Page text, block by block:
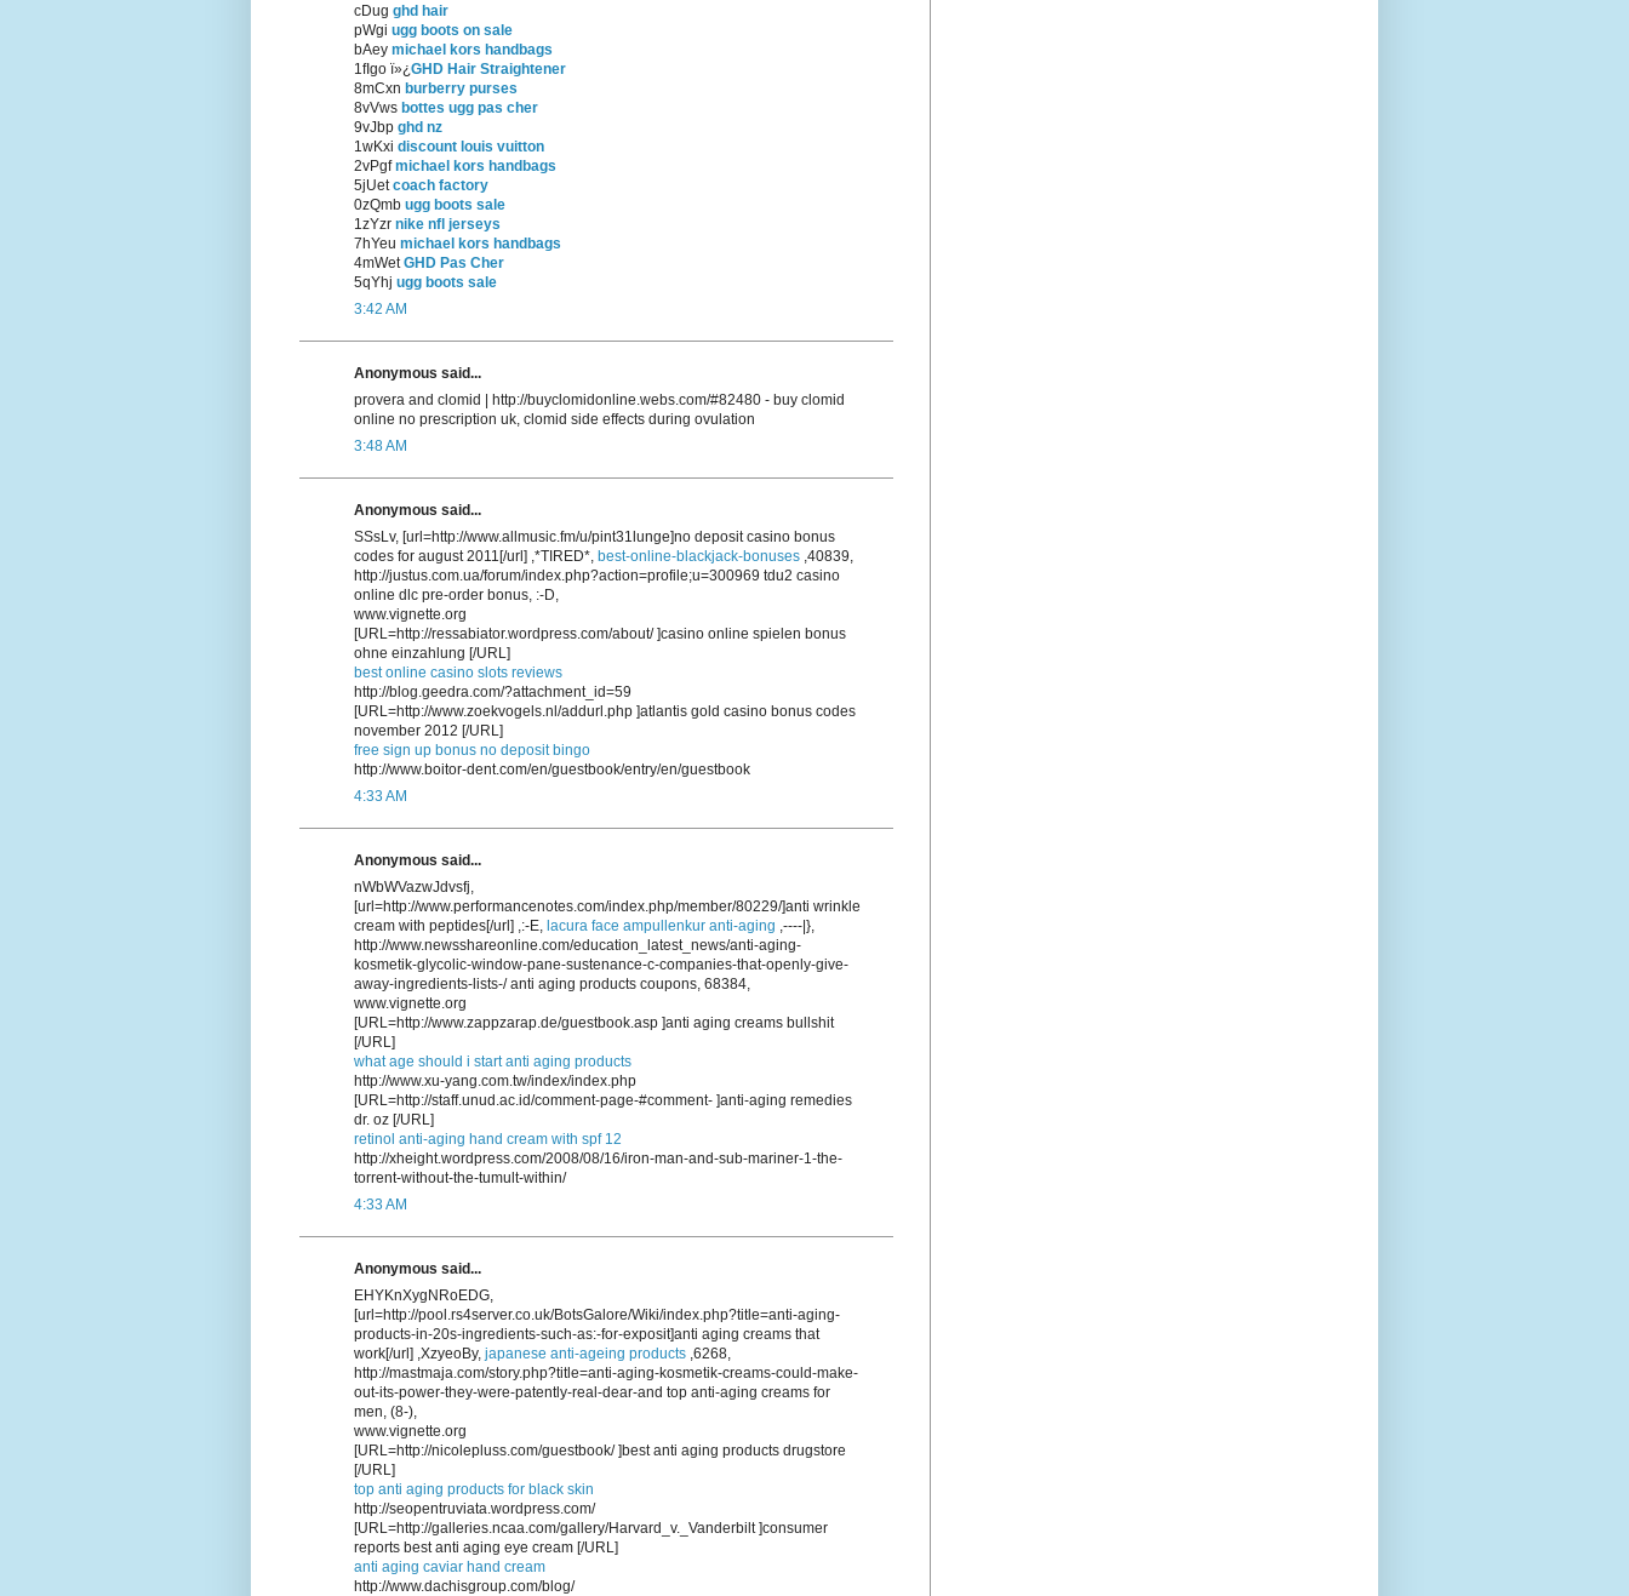
cDug ghd hair
pWgi ugg boots on sale
bAey michael kors handbags
1fIgo ï»¿GHD Hair Straightener
8mCxn burberry purses
8vVws bottes ugg pas cher
9vJbp ghd nz
1wKxi discount louis vuitton
2vPgfmichael kors handbags
5jUetcoach factory
0zQmb ugg boots sale
1zYzr nike nfl jerseys
7hYeu michael kors handbags
4mWetGHD Pas Cher
5qYhj ugg boots sale
3:42 AM
Anonymous said...
provera and clomid | http://buyclomidonline.webs.com/#82480 - buy clomid
online no prescription uk, clomid side effects during ovulation
3:48 AM
Anonymous said...
SSsLv, [url=http://www.allmusic.fm/u/pint31lunge]no deposit casino bonus
codes for august 2011[/url] ,*TIRED*, best-online-blackjack-bonuses ,40839,
http://justus.com.ua/forum/index.php?action=profile;u=300969 tdu2 casino
online dlc pre-order bonus, :-D,
www.vignette.org
[URL=http://ressabiator.wordpress.com/about/ ]casino online spielen bonus
ohne einzahlung [/URL]
best online casino slots reviews
http://blog.geedra.com/?attachment_id=59
[URL=http://www.zoekvogels.nl/addurl.php ]atlantis gold casino bonus codes
november 2012 [/URL]
free sign up bonus no deposit bingo
http://www.boitor-dent.com/en/guestbook/entry/en/guestbook
4:33 AM
Anonymous said...
nWbWVazwJdvsfj,
[url=http://www.performancenotes.com/index.php/member/80229/]anti wrinkle
cream with peptides[/url] ,:-E, lacura face ampullenkur anti-aging ,----|},
http://www.newsshareonline.com/education_latest_news/anti-aging-
kosmetik-glycolic-window-pane-sustenance-c-companies-that-openly-give-
away-ingredients-lists-/ anti aging products coupons, 68384,
www.vignette.org
[URL=http://www.zappzarap.de/guestbook.asp ]anti aging creams bullshit
[/URL]
what age should i start anti aging products
http://www.xu-yang.com.tw/index/index.php
[URL=http://staff.unud.ac.id/comment-page-#comment- ]anti-aging remedies
dr. oz [/URL]
retinol anti-aging hand cream with spf 12
http://xheight.wordpress.com/2008/08/16/iron-man-and-sub-mariner-1-the-
torrent-without-the-tumult-within/
4:33 AM
Anonymous said...
EHYKnXygNRoEDG,
[url=http://pool.rs4server.co.uk/BotsGalore/Wiki/index.php?title=anti-aging-
products-in-20s-ingredients-such-as:-for-exposit]anti aging creams that
work[/url] ,XzyeoBy, japanese anti-ageing products ,6268,
http://mastmaja.com/story.php?title=anti-aging-kosmetik-creams-could-make-
out-its-power-they-were-patently-real-dear-and top anti-aging creams for
men, (8-),
www.vignette.org
[URL=http://nicolepluss.com/guestbook/ ]best anti aging products drugstore
[/URL]
top anti aging products for black skin
http://seopentruviata.wordpress.com/
[URL=http://galleries.ncaa.com/gallery/Harvard_v._Vanderbilt ]consumer
reports best anti aging eye cream [/URL]
anti aging caviar hand cream
http://www.dachisgroup.com/blog/